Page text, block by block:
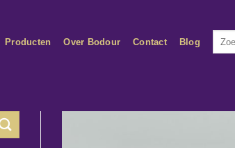
Producten Over Bodour Contact Blog